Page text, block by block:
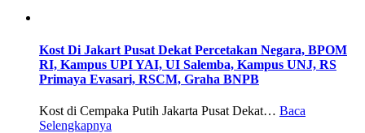
Kost Di Jakart Pusat Dekat Percetakan Negara, BPOM
RI, Kampus UPI YAI, UI Salemba, Kampus UNJ, RS
Primaya Evasari, RSCM, Graha BNPB
Kost di Cempaka Putih Jakarta Pusat Dekat… Baca
Selengkapnya